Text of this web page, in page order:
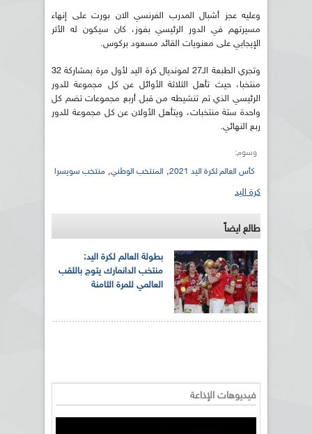
وعليه عجز أشبال المدرب الفرنسي الان بورت على إنهاء
مسيرتهم في الدور الرئيسي بفوز، كان سيكون له الأثر
الإيجابي على معنويات القائد مسعود بركوس.
وتجري الطبعة الـ27 لمونديال كرة اليد لأول مرة بمشاركة 32
منتخبا، حيث تأهل الثلاثة الأوائل عن كل مجموعة للدور
الرئيسي الذي تم تنشيطه من قبل أربع مجموعات تضم كل
واحدة ستة منتخبات، ويتأهل الأولان عن كل مجموعة للدور
ربع النهائي.
وسوم:
كأس العالم لكرة اليد 2021
, المنتخب الوطني, منتخب سويسرا
كرة اليد
طالع ايضاً
بطولة العالم لكرة اليد:
منتخب الدانمارك يتوج باللقب
العالمي للمرة الثامنة
فيديوهات الإذاعة